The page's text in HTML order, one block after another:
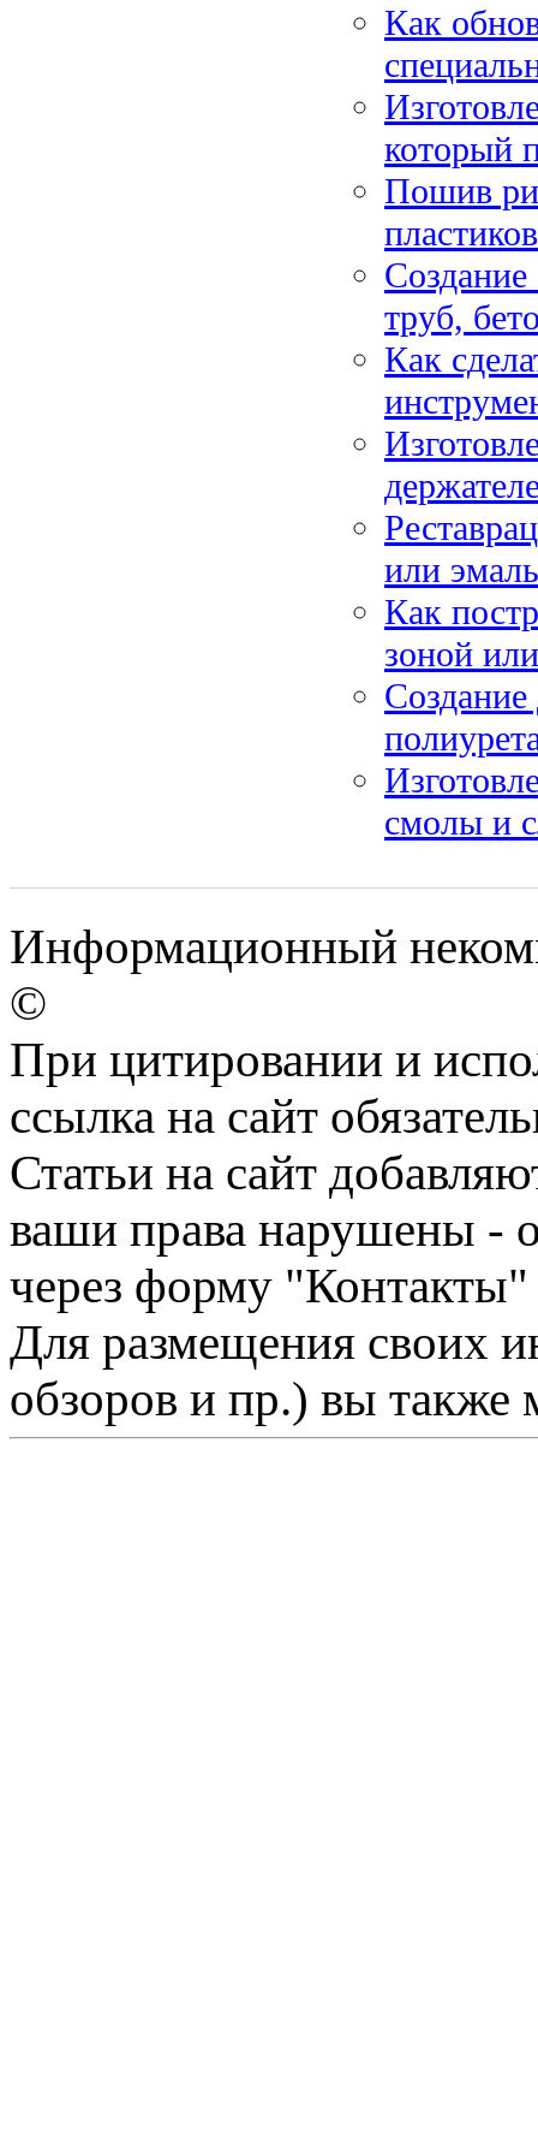
Как
который
Пошив
Создание
труб,
Как
или
Как
зоной
Создание
смолы и
Информационный
©
При цитировании и
ссылка на сайт
Статьи на сайт
ваши права нарушены -
через форму "Контакты"
Для размещения своих
обзоров и пр.) вы также